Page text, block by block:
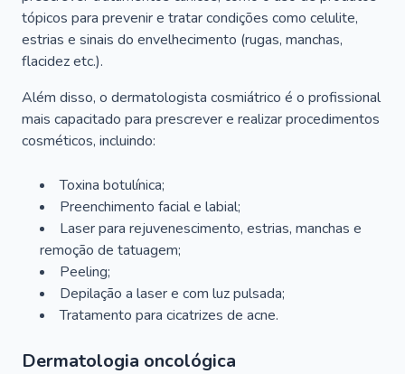
tópicos para prevenir e tratar condições como celulite,
estrias e sinais do envelhecimento (rugas, manchas,
flacidez etc.).
Além disso, o dermatologista cosmiátrico é o profissional
mais capacitado para prescrever e realizar procedimentos
cosméticos, incluindo:
Toxina botulínica;
Preenchimento facial e labial;
Laser para rejuvenescimento, estrias, manchas e
remoção de tatuagem;
Peeling;
Depilação a laser e com luz pulsada;
Tratamento para cicatrizes de acne.
Dermatologia oncológica